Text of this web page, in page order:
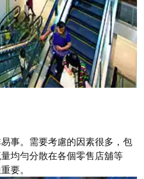
事。需要考慮的因素很多，包
均勻分散在各個零售店舖等
要。